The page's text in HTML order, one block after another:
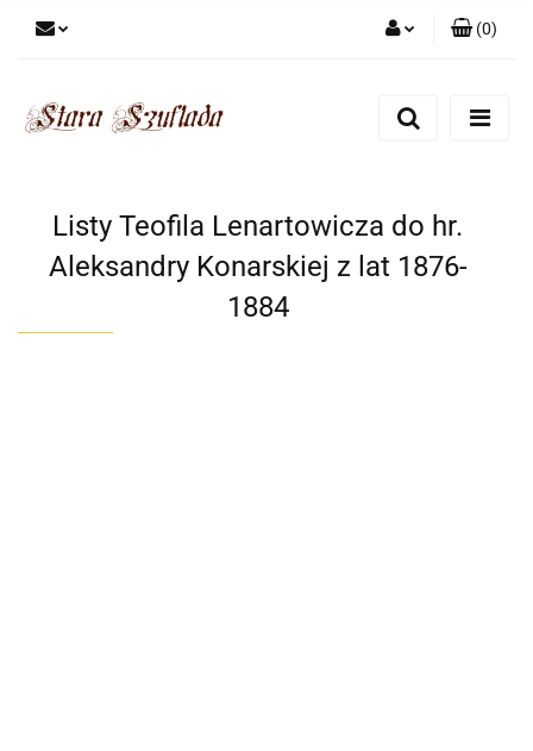
Zarejestruj się
(0)
Listy Teofila Lenartowicza do hr.
Aleksandry Konarskiej z lat 1876-
1884